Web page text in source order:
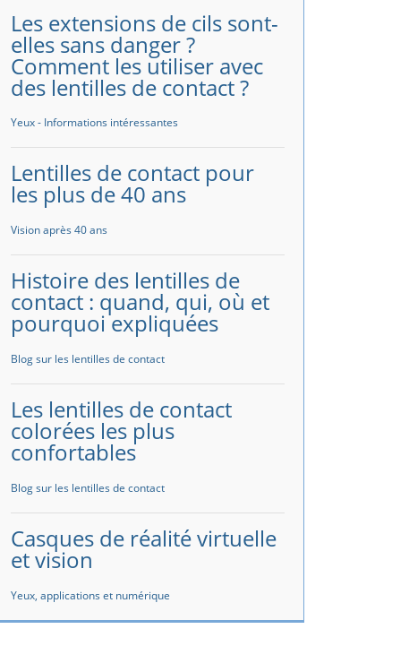
Les extensions de cils sont-
elles sans danger ?
Comment les utiliser avec
des lentilles de contact ?
Yeux - Informations intéressantes
Lentilles de contact pour
les plus de 40 ans
Vision après 40 ans
Histoire des lentilles de
contact : quand, qui, où et
pourquoi expliquées
Blog sur les lentilles de contact
Les lentilles de contact
colorées les plus
confortables
Blog sur les lentilles de contact
Casques de réalité virtuelle
et vision
Yeux, applications et numérique